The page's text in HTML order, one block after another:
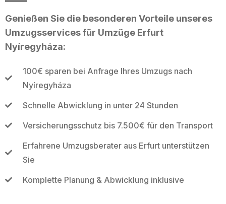
Genießen Sie die besonderen Vorteile unseres
Umzugsservices für Umzüge Erfurt
Nyíregyháza:
100€ sparen bei Anfrage Ihres Umzugs nach
Nyíregyháza
Schnelle Abwicklung in unter 24 Stunden
Versicherungsschutz bis 7.500€ für den Transport
Erfahrene Umzugsberater aus Erfurt unterstützen
Sie
Komplette Planung & Abwicklung inklusive